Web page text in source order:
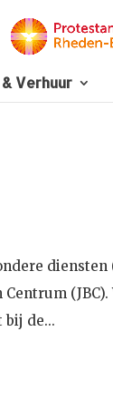
Verhuur
bij de...